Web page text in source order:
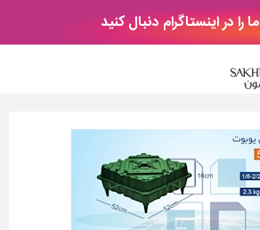
ما را در اینستاگرام دنبال کنید